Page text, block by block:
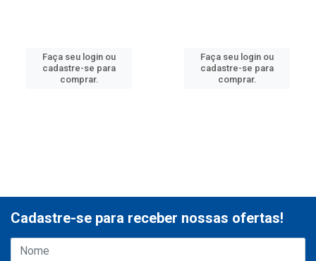
Faça seu login ou
cadastre-se para
comprar.
Faça seu login ou
cadastre-se para
comprar.
Cadastre-se para receber nossas ofertas!